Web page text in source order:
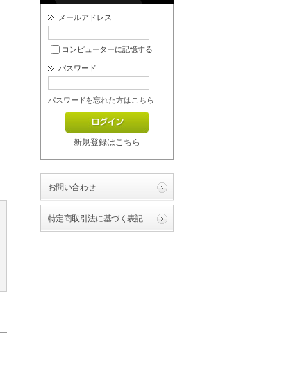
メールアドレス
コンピューターに記憶する
パスワード
パスワードを忘れた方はこちら
新規登録はこちら
お問い合わせ
特定商取引法に基づく表記